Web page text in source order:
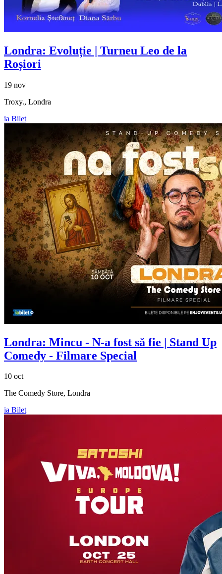
Londra: Evoluție | Turneu Leo de la
Roșiori
19 nov
Troxy., Londra
ia Bilet
Londra: Mincu - N-a fost să fie | Stand Up
Comedy - Filmare Special
10 oct
The Comedy Store, Londra
ia Bilet